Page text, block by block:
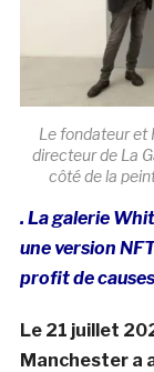
Le fondateur et
directeur de La
côté de la
. La galerie
une version
profit de
Le 21 juillet
Manchester a